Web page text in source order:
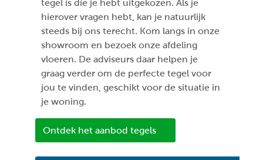
tegel is die je hebt uitgekozen. Als je
hierover vragen hebt, kan je natuurlijk
steeds bij ons terecht. Kom langs in onze
showroom en bezoek onze afdeling
vloeren. De adviseurs daar helpen je
graag verder om de perfecte tegel voor
jou te vinden, geschikt voor de situatie in
je woning.
Ontdek het aanbod tegels